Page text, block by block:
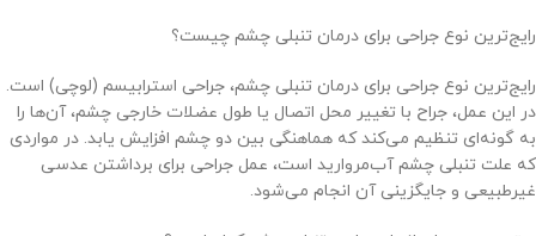
رایج‌ترین نوع جراحی برای درمان تنبلی چشم چیست؟
رایج‌ترین نوع جراحی برای درمان تنبلی چشم، جراحی استرابیسم (لوچی) است.
در این عمل، جراح با تغییر محل اتصال یا طول عضلات خارجی چشم، آن‌ها را
به گونه‌ای تنظیم می‌کند که هماهنگی بین دو چشم افزایش یابد. در مواردی
که علت تنبلی چشم آب‌مروارید است، عمل جراحی برای برداشتن عدسی
غیرطبیعی و جایگزینی آن انجام می‌شود.